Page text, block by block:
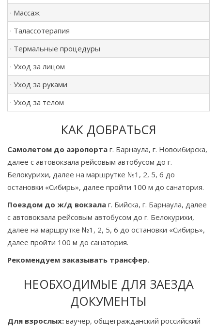
· Массаж
· Талассотерапия
· Термальные процедуры
· Уход за лицом
· Уход за руками
· Уход за телом
КАК ДОБРАТЬСЯ
Самолетом до аэропорта г. Барнаула, г. Новоибирска,
далее с автовокзала рейсовым автобусом до г.
Белокурихи, далее на маршрутке №1, 2, 5, 6 до
остановки «Сибирь», далее пройти 100 м до санатория.
Поездом до ж/д вокзала г. Бийска, г. Барнаула, далее
с автовокзала рейсовым автобусом до г. Белокурихи,
далее на маршрутке №1, 2, 5, 6 до остановки «Сибирь»,
далее пройти 100 м до санатория.
Рекомендуем заказывать трансфер.
НЕОБХОДИМЫЕ ДЛЯ ЗАЕЗДА
ДОКУМЕНТЫ
Для взрослых: ваучер, общегражданский российский